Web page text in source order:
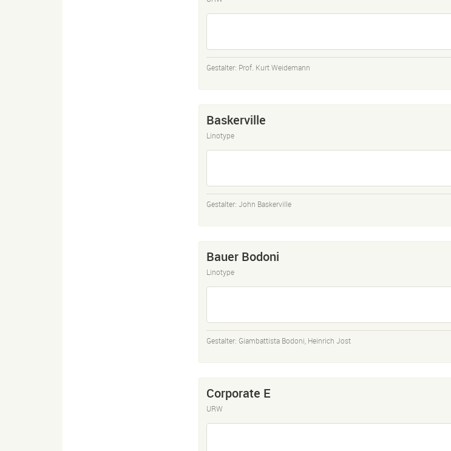
Gestalter: Prof. Kurt Weidemann
Baskerville
Linotype
Gestalter: John Baskerville
Bauer Bodoni
Linotype
Gestalter: Giambattista Bodoni Heinrich Jost
Corporate E
URW